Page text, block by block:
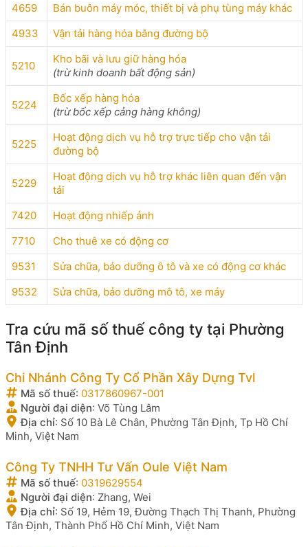
4659
Bán buôn máy móc, thiết bị và phụ tùng máy khác
4933
Vận tải hàng hóa bằng đường bộ
5210
Kho bãi và lưu giữ hàng hóa
(trừ kinh doanh bất động sản)
5224
Bốc xếp hàng hóa
(trừ bốc xếp cảng hàng không)
5225
Hoạt động dịch vụ hỗ trợ trực tiếp cho vận tải
đường bộ
5229
Hoạt động dịch vụ hỗ trợ khác liên quan đến vận
tải
7420
Hoạt động nhiếp ảnh
7710
Cho thuê xe có động cơ
9531
Sửa chữa, bảo dưỡng ô tô và xe có động cơ khác
9532
Sửa chữa, bảo dưỡng mô tô, xe máy
Tra cứu mã số thuế công ty tại Phường
Tân Định
Chi Nhánh Công Ty Cổ Phần Xây Dựng Tvl
Mã số thuế: 0317860967-001
Người đại diện: Võ Tùng Lâm
Địa chỉ: Số 10 Bà Lê Chân, Phường Tân Định, Tp Hồ Chí
Minh, Việt Nam
Công Ty TNHH Tư Vấn Oule Việt Nam
Mã số thuế: 0319629554
Người đại diện: Zhang, Wei
Địa chỉ: Số 19, Hẻm 19, Đường Thạch Thị Thanh, Phường
Tân Định, Thành Phố Hồ Chí Minh, Việt Nam